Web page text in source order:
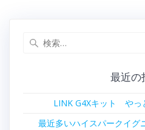
最近の
LINK G4Xキット やっ
最近多いハイスパークイグ